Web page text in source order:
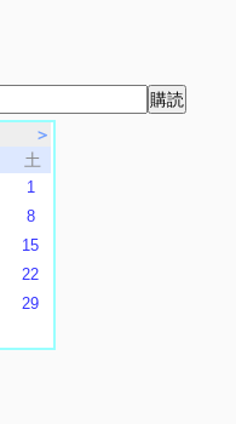
＞
土
1
8
15
22
29